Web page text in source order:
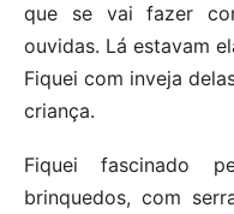
que se vai fazer
ouvidas. Lá estavam
Fiquei com inveja
criança.
Fiquei fascinado
brinquedos, com